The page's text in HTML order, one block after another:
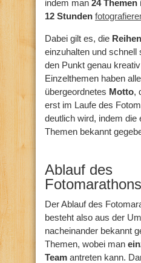
indem man 24 Themen
12 Stunden
Dabei gilt es, die
einzuhalten und schnell
den Punkt genau
Einzelthemen haben
übergeordnetes Motto,
erst im Laufe des
deutlich wird, indem die
Themen bekannt
Ablauf des
Fotomarathons
Der Ablauf des
besteht also aus der
nacheinander bekannt
Themen, wobei man
Team antreten kann.